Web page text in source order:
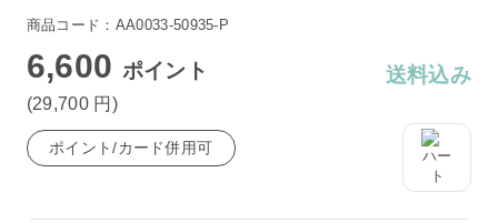
商品コード：AA0033-50935-P
6,600 ポイント
(29,700 円 )
送料込み
ポイント/カード併用可